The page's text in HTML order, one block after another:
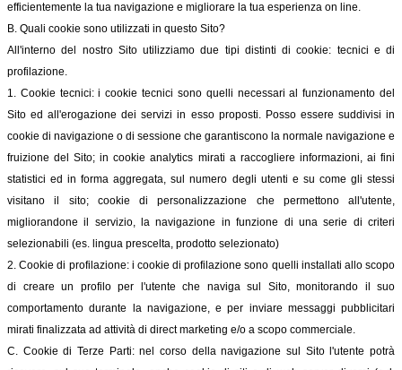
efficientemente la tua navigazione e migliorare la tua esperienza on line.
B. Quali cookie sono utilizzati in questo Sito?
All'interno del nostro Sito utilizziamo due tipi distinti di cookie: tecnici e di
profilazione.
1. Cookie tecnici: i cookie tecnici sono quelli necessari al funzionamento del
Sito ed all'erogazione dei servizi in esso proposti. Posso essere suddivisi in
cookie di navigazione o di sessione che garantiscono la normale navigazione e
fruizione del Sito; in cookie analytics mirati a raccogliere informazioni, ai fini
statistici ed in forma aggregata, sul numero degli utenti e su come gli stessi
visitano il sito; cookie di personalizzazione che permettono all'utente,
migliorandone il servizio, la navigazione in funzione di una serie di criteri
selezionabili (es. lingua prescelta, prodotto selezionato)
2. Cookie di profilazione: i cookie di profilazione sono quelli installati allo scopo
di creare un profilo per l'utente che naviga sul Sito, monitorando il suo
comportamento durante la navigazione, e per inviare messaggi pubblicitari
mirati finalizzata ad attività di direct marketing e/o a scopo commerciale.
C. Cookie di Terze Parti: nel corso della navigazione sul Sito l'utente potrà